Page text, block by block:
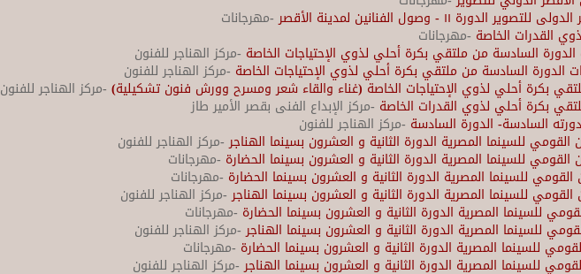
١١ - وصول الفنانين لمدينة الأقصر -مهرجانات
القدرات الخاصة -مهرجانات
السادسة من ملتقي بكرة أحلي لذوي الإحتياجات الخاصة -مركز الهناجر للفنون
الدورة السادسة من ملتقي بكرة أحلي لذوي الإحتياجات الخاصة -مركز الهناجر للفنون
بكرة أحلي لذوي الإحتياجات الخاصة (غناء والقاء شعر ومسرح وورش فنون تشكيلية) -مركز الهناجر للفنون
بكرة أحلي لذوي القدرات الخاصة -مركز الإبداع الفنى بقصر الأمير طاز
السادسة- الدورة السادسة -مركز الهناجر للفنون
للسينما المصرية الدورة الثانية و العشرون بسينما الهناجر-مركز الهناجر للفنون
للسينما المصرية الدورة الثانية و العشرون بسينما الحضارة -مهرجانات
للسينما المصرية الدورة الثانية و العشرون بسينما الحضارة -مهرجانات
للسينما المصرية الدورة الثانية و العشرون بسينما الهناجر-مركز الهناجر للفنون
للسينما المصرية الدورة الثانية و العشرون بسينما الحضارة -مهرجانات
للسينما المصرية الدورة الثانية و العشرون بسينما الهناجر-مركز الهناجر للفنون
للسينما المصرية الدورة الثانية و العشرون بسينما الحضارة -مهرجانات
للسينما المصرية الدورة الثانية و العشرون بسينما الهناجر-مركز الهناجر للفنون